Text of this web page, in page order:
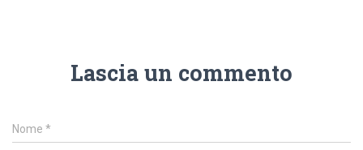
Lascia un commento
Nome *